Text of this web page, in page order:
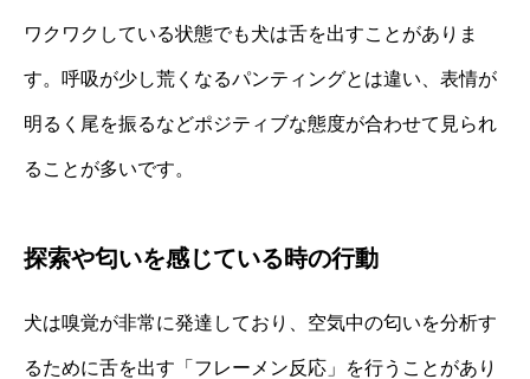
ワクワクしている状態でも犬は舌を出すことがありま
す。呼吸が少し荒くなるパンティングとは違い、表情が
明るく尾を振るなどポジティブな態度が合わせて見られ
ることが多いです。
探索や匂いを感じている時の行動
犬は嗅覚が非常に発達しており、空気中の匂いを分析す
るために舌を出す「フレーメン反応」を行うことがあり